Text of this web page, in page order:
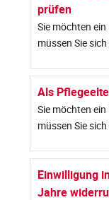
prüfen
Sie möchten
müssen Sie
Als
Sie möchten
müssen Sie
Einwilligung
Jahre